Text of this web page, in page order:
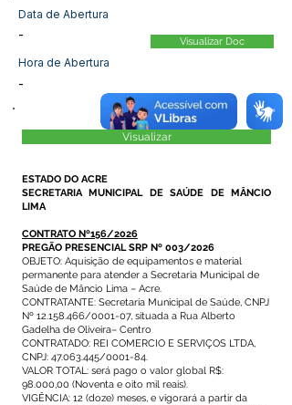
Data de Abertura
-
Hora de Abertura
-
Visualizar Doc
Visualizar
ESTADO DO ACRE
SECRETARIA MUNICIPAL DE SAÚDE DE MÂNCIO
LIMA
CONTRATO Nº156/2026
PREGÃO PRESENCIAL SRP Nº 003/2026
OBJETO: Aquisição de equipamentos e material
permanente para atender a Secretaria Municipal de
Saúde de Mâncio Lima – Acre.
CONTRATANTE: Secretaria Municipal de Saúde, CNPJ
Nº 12.158.466/0001-07, situada a Rua Alberto
Gadelha de Oliveira– Centro
CONTRATADO: REI COMERCIO E SERVIÇOS LTDA,
CNPJ: 47.063.445/0001-84.
VALOR TOTAL: será pago o valor global R$:
98.000,00 (Noventa e oito mil reais).
VIGÊNCIA: 12 (doze) meses, e vigorará a partir da